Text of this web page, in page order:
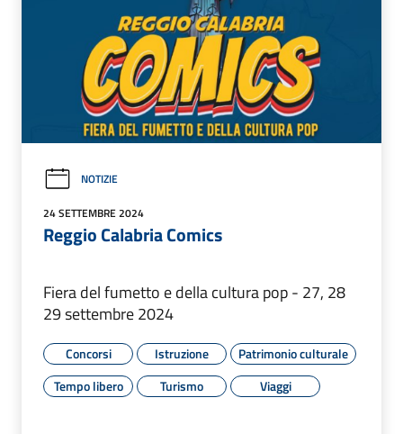
NOTIZIE
24 SETTEMBRE 2024
Reggio Calabria Comics
Fiera del fumetto e della cultura pop - 27, 28
29 settembre 2024
Concorsi Istruzione
Patrimonio culturale
Tempo libero
Turismo Viaggi